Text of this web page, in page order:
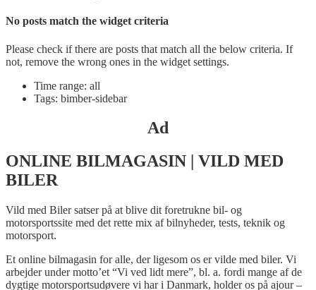
No posts match the widget criteria
Please check if there are posts that match all the below criteria. If
not, remove the wrong ones in the widget settings.
Time range: all
Tags: bimber-sidebar
Ad
ONLINE BILMAGASIN | VILD MED
BILER
Vild med Biler satser på at blive dit foretrukne bil- og
motorsportssite med det rette mix af bilnyheder, tests, teknik og
motorsport.
Et online bilmagasin for alle, der ligesom os er vilde med biler. Vi
arbejder under motto’et “Vi ved lidt mere”, bl. a. fordi mange af de
dygtige motorsportsudøvere vi har i Danmark, holder os på ajour –